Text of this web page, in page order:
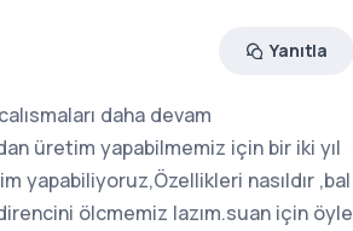
Yanıtla
daha devam
üretim yapabilmemiz için bir iki yıl
yapabiliyoruz,Özellikleri nasıldır ,bal
ölcmemiz lazım.suan için öyle